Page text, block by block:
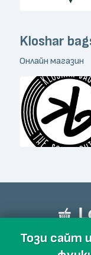
Kloshar
Онлайн магазин
Този сайт